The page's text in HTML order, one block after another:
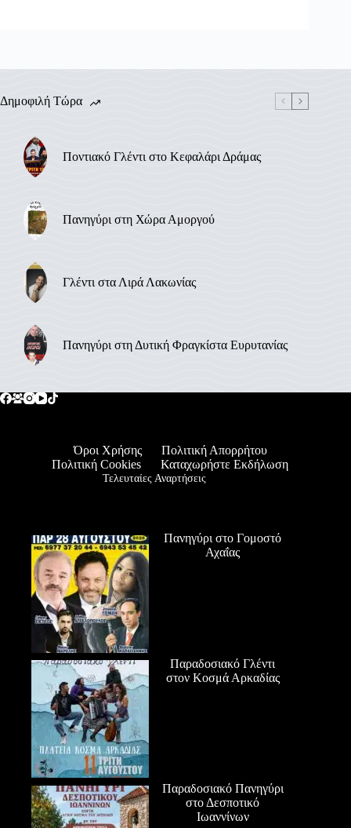
Δημοφιλή Τώρα
Ποντιακό Γλέντι στο Κεφαλάρι Δράμας
Πανηγύρι στη Χώρα Αμοργού
Γλέντι στα Λιρά Λακωνίας
Πανηγύρι στη Δυτική Φραγκίστα Ευρυτανίας
Όροι Χρήσης
Πολιτική Απορρήτου
Πολιτική Cookies
Καταχωρήστε Εκδήλωση
Τελευταίες Αναρτήσεις
Πανηγύρι στο Γομοστό
Αχαΐας
Παραδοσιακό Γλέντι
στον Κοσμά Αρκαδίας
Παραδοσιακό Πανηγύρι
στο Δεσποτικό
Ιωαννίνων